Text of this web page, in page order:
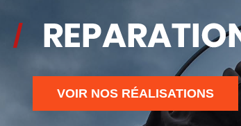
VOIR NOS RÉALISATIONS